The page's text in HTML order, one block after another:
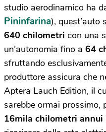
studio aerodinamico ha
Pininfarina), quest’auto
640 chilometri con una
un’autonomia fino a 64
sfruttando
produttore assicura che
Aptera Lauch Edition, il
sarebbe ormai prossimo,
16mila chilometri annui